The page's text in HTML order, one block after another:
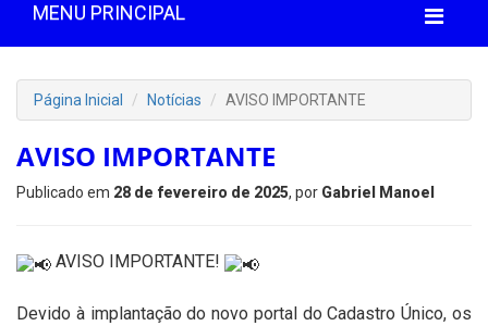
MENU PRINCIPAL
Página Inicial Notícias AVISO IMPORTANTE
AVISO IMPORTANTE
Publicado em 28 de fevereiro de 2025, por Gabriel Manoel
AVISO IMPORTANTE!
Devido à implantação do novo portal do Cadastro Único, os